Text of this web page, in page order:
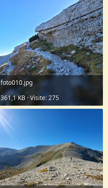
foto010.jpg
361,1 KB · Visite: 275